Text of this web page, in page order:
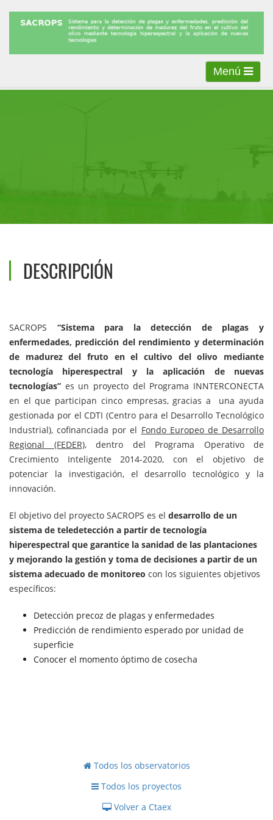
Menú
DESCRIPCIÓN
SACROPS “Sistema para la detección de plagas y
enfermedades, predicción del rendimiento y determinación
de madurez del fruto en el cultivo del olivo mediante
tecnología hiperespectral y la aplicación de nuevas
tecnologías” es un proyecto del Programa INNTERCONECTA
en el que participan cinco empresas, gracias a una ayuda
gestionada por el CDTI (Centro para el Desarrollo Tecnológico
Industrial), cofinanciada por el Fondo Europeo de Desarrollo
Regional (FEDER),dentro del Programa Operativo de
Crecimiento Inteligente 2014-2020, con el objetivo de
potenciar la investigación, el desarrollo tecnológico y la
innovación.
El objetivo del proyecto SACROPS es el desarrollo de un
sistema de teledetección a partir de tecnología
hiperespectral que garantice la sanidad de las plantaciones
y mejorando la gestión y toma de decisiones a partir de un
sistema adecuado de monitoreo con los siguientes objetivos
específicos:
Detección precoz de plagas y enfermedades
Predicción de rendimiento esperado por unidad de
superficie
Conocer el momento óptimo de cosecha
Todos los observatorios
Todos los proyectos
Volver a Ctaex